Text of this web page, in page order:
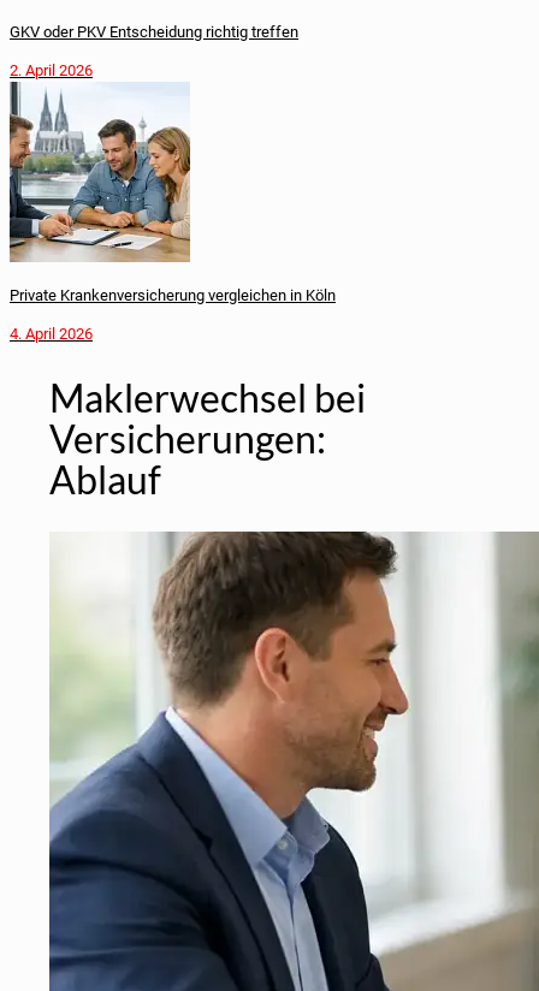
GKV oder PKV Entscheidung richtig treffen
2. April 2026
Private Krankenversicherung vergleichen in Köln
4. April 2026
Maklerwechsel bei
Versicherungen:
Ablauf